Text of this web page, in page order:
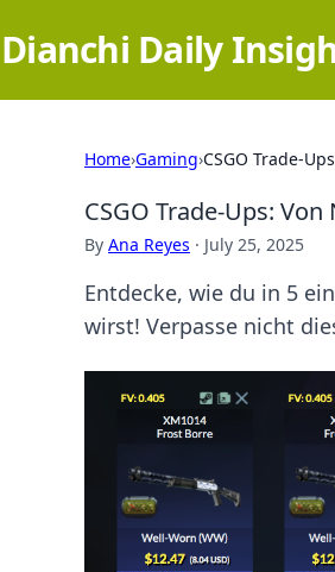
Dianchi Daily
Home›Gaming›CSGO Trade-
CSGO Trade-Ups:
By Ana Reyes · July 25, 2025
Entdecke, wie du in 5
wirst! Verpasse nicht